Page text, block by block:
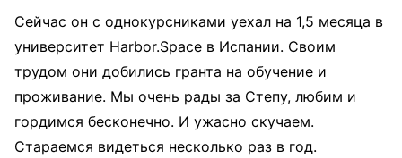
Сейчас он с однокурсниками уехал на 1,5 месяца в
университет Harbor.Space в Испании. Своим
трудом они добились гранта на обучение и
проживание. Мы очень рады за Степу, любим и
гордимся бесконечно. И ужасно скучаем.
Стараемся видеться несколько раз в год.